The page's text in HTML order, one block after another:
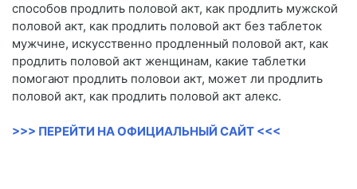
способов продлить половой акт, как продлить мужской
половой акт, как продлить половой акт без таблеток
мужчине, искусственно продленный половой акт, как
продлить половой акт женщинам, какие таблетки
помогают продлить половои акт, может ли продлить
половой акт, как продлить половой акт алекс.
>>> ПЕРЕЙТИ НА ОФИЦИАЛЬНЫЙ САЙТ <<<